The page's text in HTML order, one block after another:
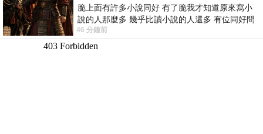
脆上面有許多小說同好 有了脆我才知道原來寫小
說的人那麼多 幾乎比讀小說的人還多 有位同好問
了一個問題 她說為什麼高中文學獎的
46 分鐘前